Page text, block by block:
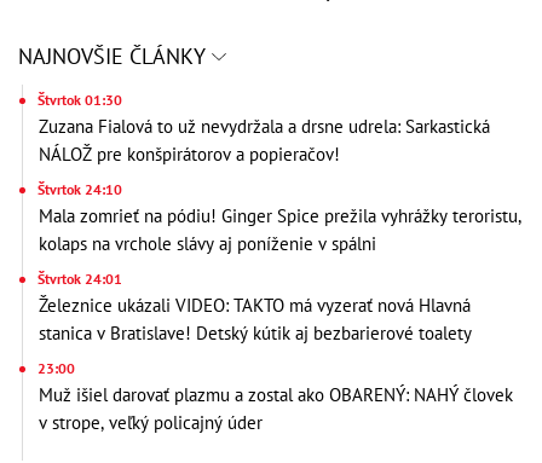
NAJNOVŠIE ČLÁNKY
Štvrtok 01:30
Zuzana Fialová to už nevydržala a drsne udrela: Sarkastická
NÁLOŽ pre konšpirátorov a popieračov!
Štvrtok 24:10
Mala zomrieť na pódiu! Ginger Spice prežila vyhrážky teroristu,
kolaps na vrchole slávy aj poníženie v spálni
Štvrtok 24:01
Železnice ukázali VIDEO: TAKTO má vyzerať nová Hlavná
stanica v Bratislave! Detský kútik aj bezbarierové toalety
23:00
Muž išiel darovať plazmu a zostal ako OBARENÝ: NAHÝ človek
v strope, veľký policajný úder